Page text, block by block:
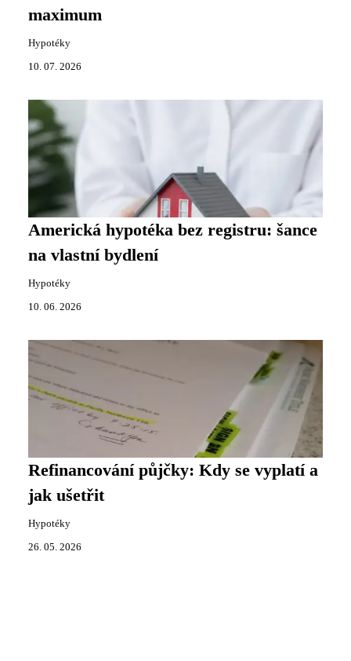
maximum
Hypotéky
10. 07. 2026
Americká hypotéka bez registru: šance
na vlastní bydlení
Hypotéky
10. 06. 2026
Refinancování půjčky: Kdy se vyplatí a
jak ušetřit
Hypotéky
26. 05. 2026